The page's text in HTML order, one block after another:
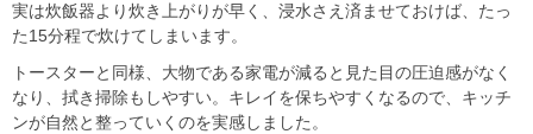
実は炊飯器より炊き上がりが早く、浸水さえ済ませておけば、たっ
た15分程で炊けてしまいます。
トースターと同様、大物である家電が減ると見た目の圧迫感がなく
なり、拭き掃除もしやすい。キレイを保ちやすくなるので、キッチ
ンが自然と整っていくのを実感しました。